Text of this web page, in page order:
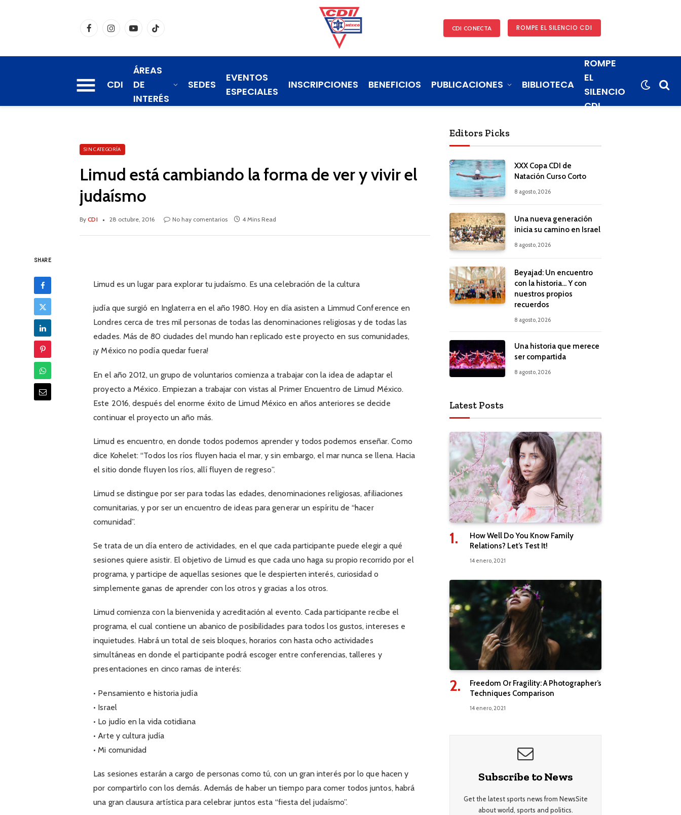
FacebookInstagramYouTubeTikTok CDI CONECTA ROMPE EL SILENCIO CDI
CDI
ÁREAS
DE
INTERÉS
SEDES
EVENTOS
ESPECIALES
INSCRIPCIONES BENEFICIOS PUBLICACIONES BIBLIOTECA
ROMPE
EL
SILENCIO
CDI
SIN CATEGORÍA
Limud está cambiando la forma de ver y vivir el
judaísmo
By CDI 28 octubre, 2016 No hay comentarios 4 Mins Read
SHARE
Limud es un lugar para explorar tu judaísmo. Es una celebración de la cultura
judía que surgió en Inglaterra en el año 1980. Hoy en día asisten a Limmud Conference en
Londres cerca de tres mil personas de todas las denominaciones religiosas y de todas las
edades. Más de 80 ciudades del mundo han replicado este proyecto en sus comunidades,
¡y México no podía quedar fuera!
En el año 2012, un grupo de voluntarios comienza a trabajar con la idea de adaptar el
proyecto a México. Empiezan a trabajar con vistas al Primer Encuentro de Limud México.
Este 2016, después del enorme éxito de Limud México en años anteriores se decide
continuar el proyecto un año más.
Limud es encuentro, en donde todos podemos aprender y todos podemos enseñar. Como
dice Kohelet: “Todos los ríos fluyen hacia el mar, y sin embargo, el mar nunca se llena. Hacia
el sitio donde fluyen los ríos, allí fluyen de regreso”.
Limud se distingue por ser para todas las edades, denominaciones religiosas, afiliaciones
comunitarias, y por ser un encuentro de ideas para generar un espíritu de “hacer
comunidad”.
Se trata de un día entero de actividades, en el que cada participante puede elegir a qué
sesiones quiere asistir. El objetivo de Limud es que cada uno haga su propio recorrido por el
programa, y participe de aquellas sesiones que le despierten interés, curiosidad o
simplemente ganas de aprender con los otros y gracias a los otros.
Limud comienza con la bienvenida y acreditación al evento. Cada participante recibe el
programa, el cual contiene un abanico de posibilidades para todos los gustos, intereses e
inquietudes. Habrá un total de seis bloques, horarios con hasta ocho actividades
simultáneas en donde el participante podrá escoger entre conferencias, talleres y
presentaciones en cinco ramas de interés:
• Pensamiento e historia judía
• Israel
• Lo judío en la vida cotidiana
• Arte y cultura judía
• Mi comunidad
Las sesiones estarán a cargo de personas como tú, con un gran interés por lo que hacen y
por compartirlo con los demás. Además de haber un tiempo para comer todos juntos, habrá
una gran clausura artística para celebrar juntos esta “fiesta del judaísmo”.
Editors Picks
XXX Copa CDI de
Natación Curso Corto
8 agosto, 2026
Una nueva generación
inicia su camino en Israel
8 agosto, 2026
Beyajad: Un encuentro
con la historia… Y con
nuestros propios
recuerdos
8 agosto, 2026
Una historia que merece
ser compartida
8 agosto, 2026
Latest Posts
How Well Do You Know Family
Relations? Let’s Test It!
14 enero, 2021
Freedom Or Fragility: A Photographer’s
Techniques Comparison
14 enero, 2021
Subscribe to News
Get the latest sports news from NewsSite
about world, sports and politics.